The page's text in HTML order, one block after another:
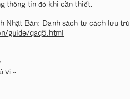
thông tin đó khi cần thiết.
Nhật Bản: Danh sách tư cách lưu trú
guide/qaq5.html
………………
vị ~